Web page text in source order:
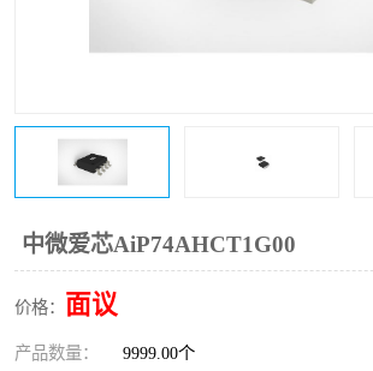
中微爱芯AiP74AHCT1G00
价格： 面议
产品数量： 9999.00个
FT61F022
FT61F021